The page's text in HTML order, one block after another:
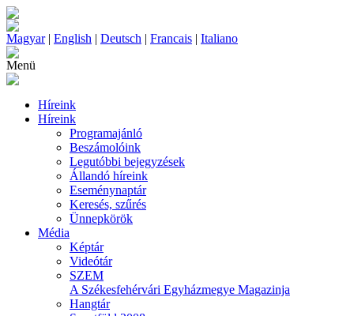
Magyar| English | Deutsch | Francais | Italiano
Menü
Híreink
Híreink
Programajánló
Beszámolóink
Legutóbbi bejegyzések
Állandó híreink
Eseménynaptár
Keresés, szűrés
Ünnepkörök
Média
Képtár
Videótár
SZEM
A Székesfehérvári Egyházmegye Magazinja
Hangtár